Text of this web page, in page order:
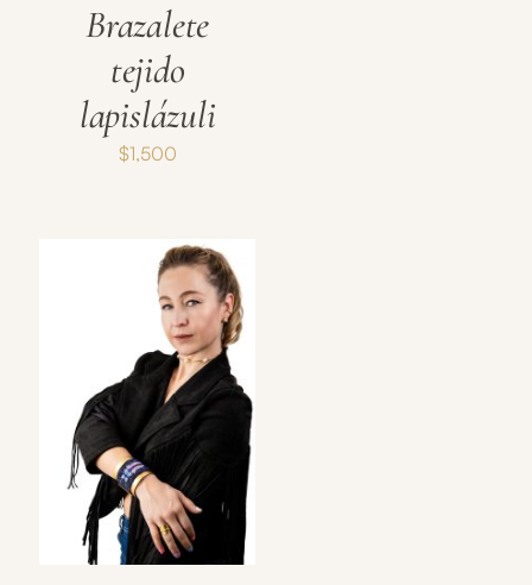
Brazalete
tejido
lapislázuli
$1,500